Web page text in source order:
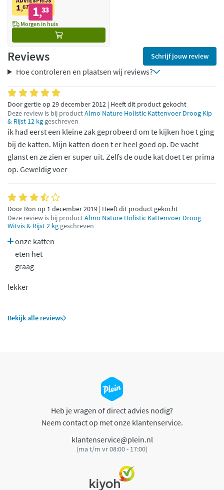
1,67 1,33
Morgen in huis
Reviews Schrijf jouw review
Hoe controleren en plaatsen wij reviews?
Door gertie op 29 december 2012 | Heeft dit product gekocht
Deze review is bij productAlmo Nature Holistic Kattenvoer Droog Kip
& Rijst 12 kg geschreven
ik had eerst een kleine zak geprobeerd om te kijken hoe t ging
bij de katten. Mijn katten doen t er heel goed op. De vacht
glanst en ze zien er super uit. Zelfs de oude kat doet t er prima
op. Geweldig voer
Door Ron op 1 december 2019 | Heeft dit product gekocht
Deze review is bij productAlmo Nature Holistic Kattenvoer Droog
Witvis & Rijst 2 kg geschreven
onze katten
eten het
graag
lekker
Bekijk alle reviews
Heb je vragen of direct advies nodig?
Neem contact op met onze klantenservice.
klantenservice@plein.nl
(ma t/m vr 08:00 - 17:00)